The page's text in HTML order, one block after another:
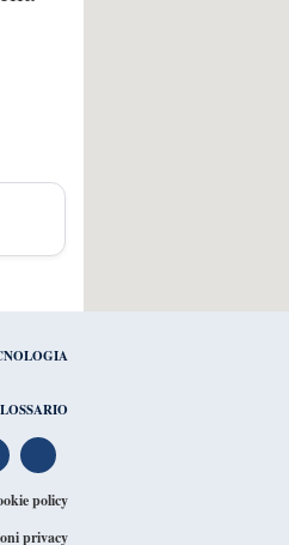
policy
privacy